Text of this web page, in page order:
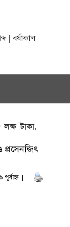
| বর্ষাকাল
টাকা,
প্রসেনজিৎ